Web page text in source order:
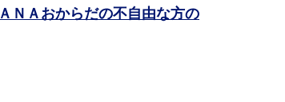
ＡＮＡおからだの不自由な方の